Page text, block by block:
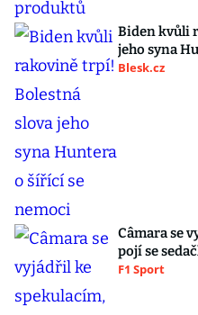
Biden kvůli
jeho syna
Blesk.cz
Câmara se
pojí se
F1 Sport